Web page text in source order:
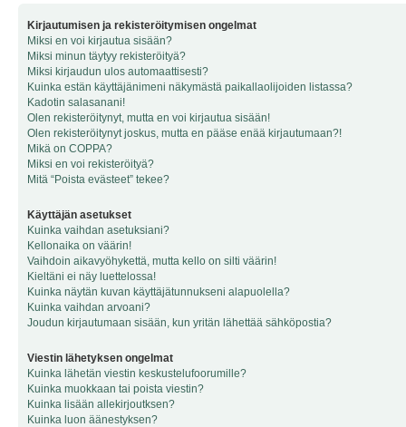
Kirjautumisen ja rekisteröitymisen ongelmat
Miksi en voi kirjautua sisään?
Miksi minun täytyy rekisteröityä?
Miksi kirjaudun ulos automaattisesti?
Kuinka estän käyttäjänimeni näkymästä paikallaolijoiden listassa?
Kadotin salasanani!
Olen rekisteröitynyt, mutta en voi kirjautua sisään!
Olen rekisteröitynyt joskus, mutta en pääse enää kirjautumaan?!
Mikä on COPPA?
Miksi en voi rekisteröityä?
Mitä “Poista evästeet” tekee?
Käyttäjän asetukset
Kuinka vaihdan asetuksiani?
Kellonaika on väärin!
Vaihdoin aikavyöhykettä, mutta kello on silti väärin!
Kieltäni ei näy luettelossa!
Kuinka näytän kuvan käyttäjätunnukseni alapuolella?
Kuinka vaihdan arvoani?
Joudun kirjautumaan sisään, kun yritän lähettää sähköpostia?
Viestin lähetyksen ongelmat
Kuinka lähetän viestin keskustelufoorumille?
Kuinka muokkaan tai poista viestin?
Kuinka lisään allekirjoutksen?
Kuinka luon äänestyksen?